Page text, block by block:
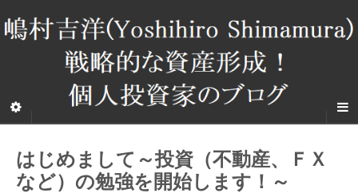
はじめまして～投資（不動産、ＦＸ
など）の勉強を開始します！～